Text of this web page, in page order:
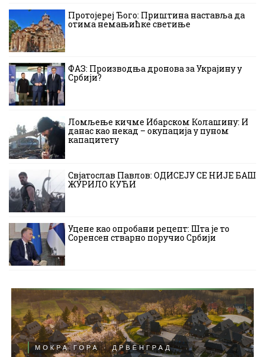
Протојереј Ђого: Приштина наставља да
отима немањићке светиње
ФАЗ: Производња дронова за Украјину у
Србији?
Ломљење кичме Ибарском Колашину: И
данас као некад – окупација у пуном
капацитету
Свјатослав Павлов: ОДИСЕЈУ СЕ НИЈЕ БАШ
ЖУРИЛО КУЋИ
Уцене као опробани рецепт: Шта је то
Соренсен стварно поручио Србији